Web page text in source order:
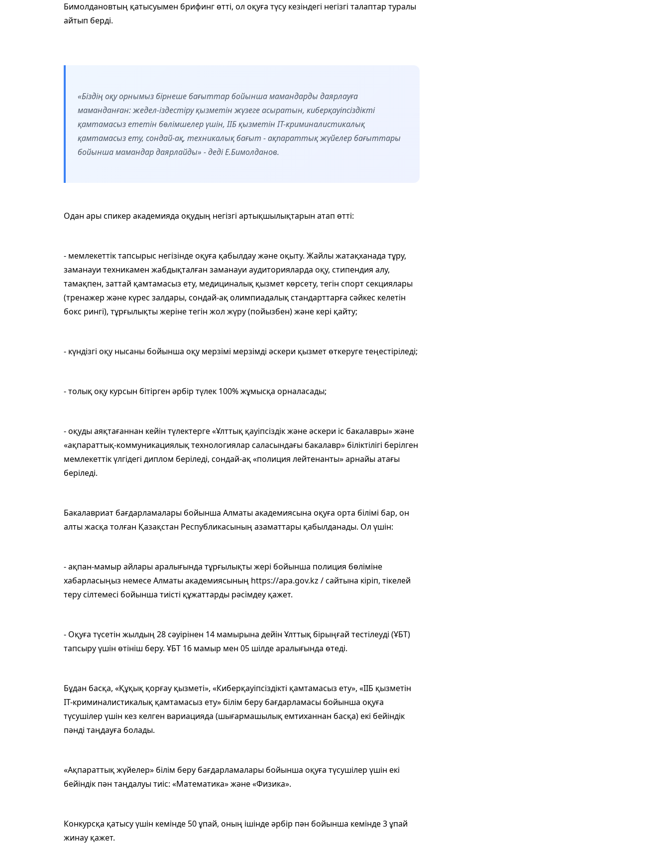
Бимолдановтың қатысуымен брифинг өтті, ол оқуға түсу кезіндегі негізгі талаптар туралы
айтып берді.
«Біздің оқу орнымыз бірнеше бағыттар бойынша мамандарды даярлауға
маманданған: жедел-іздестіру қызметін жүзеге асыратын, киберқауіпсіздікті
қамтамасыз ететін бөлімшелер үшін, ІІБ қызметін IT-криминалистикалық
қамтамасыз ету, сондай-ақ, техникалық бағыт - ақпараттық жүйелер бағыттары
бойынша мамандар даярлайды» - деді Е.Бимолданов.
Одан ары спикер академияда оқудың негізгі артықшылықтарын атап өтті:
- мемлекеттік тапсырыс негізінде оқуға қабылдау және оқыту. Жайлы жатақханада тұру,
заманауи техникамен жабдықталған заманауи аудиторияларда оқу, стипендия алу,
тамақпен, заттай қамтамасыз ету, медициналық қызмет көрсету, тегін спорт секциялары
(тренажер және күрес залдары, сондай-ақ олимпиадалық стандарттарға сәйкес келетін
бокс рингі), тұрғылықты жеріне тегін жол жүру (пойызбен) және кері қайту;
- күндізгі оқу нысаны бойынша оқу мерзімі мерзімді әскери қызмет өткеруге теңестіріледі;
- толық оқу курсын бітірген әрбір түлек 100% жұмысқа орналасады;
- оқуды аяқтағаннан кейін түлектерге «Ұлттық қауіпсіздік және әскери іс бакалавры» және
«ақпараттық-коммуникациялық технологиялар саласындағы бакалавр» біліктілігі берілген
мемлекеттік үлгідегі диплом беріледі, сондай-ақ «полиция лейтенанты» арнайы атағы
беріледі.
Бакалавриат бағдарламалары бойынша Алматы академиясына оқуға орта білімі бар, он
алты жасқа толған Қазақстан Республикасының азаматтары қабылданады. Ол үшін:
- ақпан-мамыр айлары аралығында тұрғылықты жері бойынша полиция бөліміне
хабарласыңыз немесе Алматы академиясының https://apa.gov.kz / сайтына кіріп, тікелей
теру сілтемесі бойынша тиісті құжаттарды рәсімдеу қажет.
- Оқуға түсетін жылдың 28 сәуірінен 14 мамырына дейін Ұлттық бірыңғай тестілеуді (ҰБТ)
тапсыру үшін өтініш беру. ҰБТ 16 мамыр мен 05 шілде аралығында өтеді.
Бұдан басқа, «Құқық қорғау қызметі», «Киберқауіпсіздікті қамтамасыз ету», «ІІБ қызметін
IT-криминалистикалық қамтамасыз ету» білім беру бағдарламасы бойынша оқуға
түсушілер үшін кез келген вариацияда (шығармашылық емтиханнан басқа) екі бейіндік
пәнді таңдауға болады.
«Ақпараттық жүйелер» білім беру бағдарламалары бойынша оқуға түсушілер үшін екі
бейіндік пән таңдалуы тиіс: «Математика» және «Физика».
Конкурсқа қатысу үшін кемінде 50 ұпай, оның ішінде әрбір пән бойынша кемінде 3 ұпай
жинау қажет.